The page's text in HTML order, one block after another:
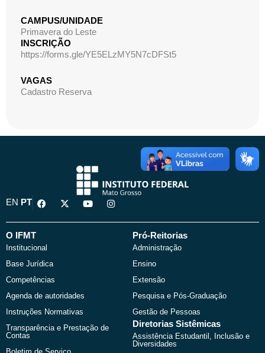
CAMPUS/UNIDADE
Primavera do Leste
INSCRIÇÃO
https://forms.gle/YE5ELzMY5N7cDFSt5
VAGAS
Cadastro Reserva
EN PT
F
a
e
o
k
X
-
w
Y
o
t
I
n
t
O IFMT
Institucional
Base Jurídica
Competências
Agenda de autoridades
Instruções Normativas
Transparência e Prestação de
Contas
Boletim de Serviço
Pró-Reitorias
Administração
Ensino
Extensão
Pesquisa e Pós-Graduação
Gestão de Pessoas
Diretorias Sistêmicas
Assistência Estudantil, Inclusão e
Diversidades